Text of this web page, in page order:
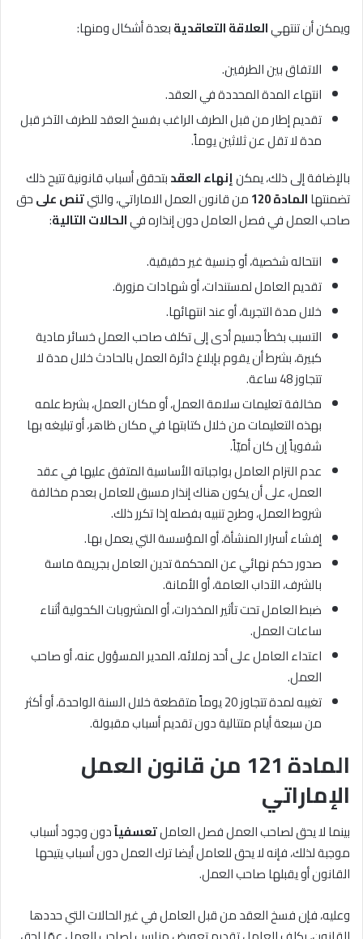
ويمكن أن تنتهيالعلاقة التعاقديةبعدة أشكال ومنها:
الاتفاق بين الطرفين.
انتهاء المدة المحددة في العقد.
تقديم إطار من قبل الطرف الراغب بفسخ العقد للطرف الآخر قبل
مدة لا تقل عن ثلاثين يوماً.
بالإضافة إلى ذلك، يمكنإنهاء العقدبتحقق أسباب قانونية تتيح ذلك
تضمنتهاالمادة 120 من قانون العمل الاماراتي، والتيتنص علىحق
صاحب العمل في فصل العامل دون إنذاره فيالحالات التالية:
انتحاله شخصية، أو جنسية غير حقيقية.
تقديم العامل لمستندات، أو شهادات مزورة.
خلال مدة التجربة، أو عند انتهائها.
التسبب بخطأ جسيم أدى إلى تكلف صاحب العمل خسائر مادية
كبيرة، بشرط أن يقوم بإبلاغ دائرة العمل بالحادث خلال مدة لا
تتجاوز 48 ساعة.
مخالفة تعليمات سلامة العمل، أو مكان العمل، بشرط علمه
بهذه التعليمات من خلال كتابتها في مكان ظاهر، أو تبليغه بها
شفوياً إن كان أميّاً.
عدم التزام العامل بواجباته الأساسية المتفق عليها في عقد
العمل، على أن يكون هناك إنذار مسبق للعامل بعدم مخالفة
شروط العمل، وطرح تنبيه بفصله إذا تكرر ذلك.
إفشاء أسرار المنشأة، أو المؤسسة التي يعمل بها.
صدور حكم نهائي عن المحكمة تدين العامل بجريمة ماسة
بالشرف، الآداب العامة، أو الأمانة.
ضبط العامل تحت تأثير المخدرات، أو المشروبات الكحولية أثناء
ساعات العمل.
اعتداء العامل على أحد زملائه، المدير المسؤول عنه، أو صاحب
العمل.
تغيبه لمدة تتجاوز 20 يوماً متقطعة خلال السنة الواحدة، أو أكثر
من سبعة أيام متتالية دون تقديم أسباب مقبولة.
المادة 121 من قانون العمل
الإماراتي
بينما لا يحق لصاحب العمل فصل العاملتعسفياًدون وجود أسباب
موجبة لذلك، فإنه لا يحق للعامل أيضا ترك العمل دون أسباب يتيحها
القانون أو يقبلها صاحب العمل.
وعليه، فإن فسخ العقد من قبل العامل في غير الحالات التي حددها